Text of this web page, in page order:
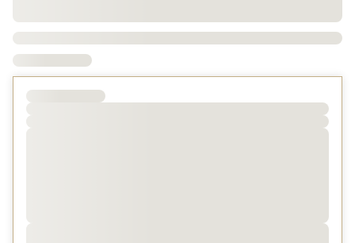
□■マイレージ■□
当プランはJALマイレージ積算対象外です。
■2025年6月16日より、連泊でご宿泊のお客様を対象に、
館内でご利用いただける「館内利用券（500円分）」を進